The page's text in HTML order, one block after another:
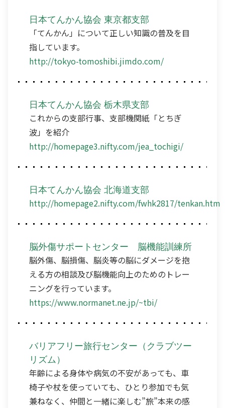
日本てんかん協会 東京都支部
「てんかん」について正しい知識の普及を目
指しています。
http://tokyo-tomoshibi.jimdo.com/
日本てんかん協会 栃木県支部
これからの支部行事、支部機関紙「とちぎ
波」を紹介
http://homepage3.nifty.com/jea_tochigi/
日本てんかん協会 北海道支部
http://homepage2.nifty.com/fwhk2817/tenkan.htm
脳外傷サポートセンター 脳機能訓練所
脳外傷、脳損傷、脳炎等の脳にダメージを抱
える方の相談及び脳機能向上のためのトレー
ニングを行っています。
https://www.normanet.ne.jp/~tbi/
バリアフリー旅行センター（クラブツー
リズム）
年齢による身体や病気の不安があっても、車
椅子や杖を使っていても、ひとり参加でも気
兼ねなく、仲間と一緒に楽しむ”旅”本来の感